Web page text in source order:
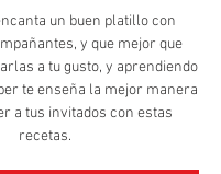
un buen platillo con
y que mejor que
a tu gusto, y aprendiendo
te enseña la mejor manera
a tus invitados con estas
recetas.